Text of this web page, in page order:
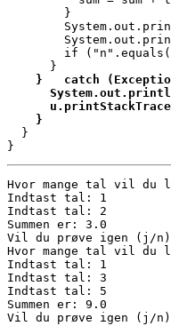
        }
if
      }
}   catch
}
  }
}
Hvor mange tal vil du
Indtast tal: 1
Indtast tal: 2
Summen er: 3.0
Vil du prøve igen (j/
Hvor mange tal vil du
Indtast tal: 1
Indtast tal: 3
Indtast tal: 5
Summen er: 9.0
Vil du prøve igen (j/